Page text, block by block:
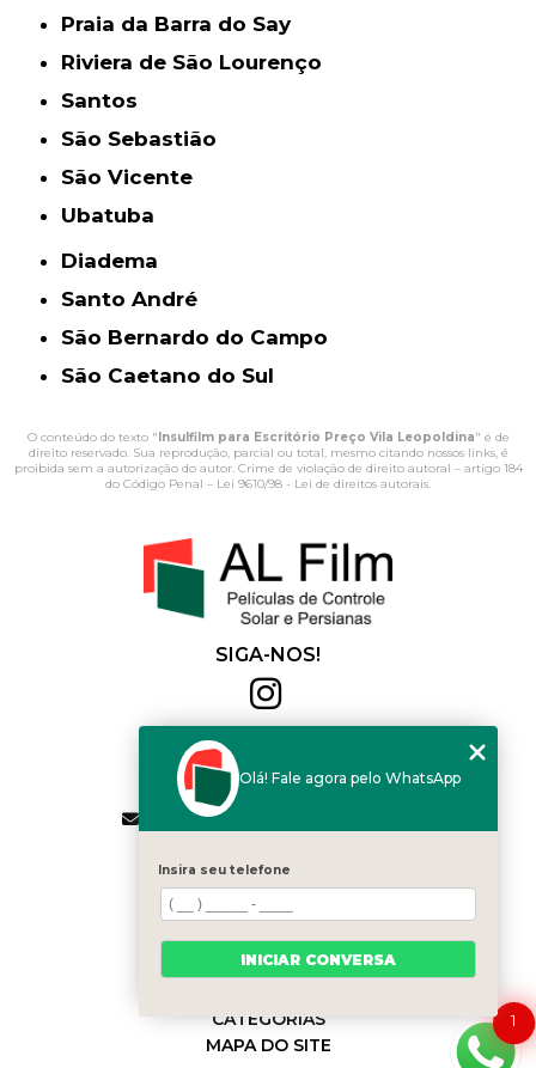
Praia da Barra do Say
Riviera de São Lourenço
Santos
São Sebastião
São Vicente
Ubatuba
Diadema
Santo André
São Bernardo do Campo
São Caetano do Sul
O conteúdo do texto " Insulfilm para Escritório Preço Vila Leopoldina" é de
direito reservado. Sua reprodução, parcial ou total, mesmo citando nossos links, é
proibida sem a autorização do autor. Crime de violação de direito autoral – artigo 184
do Código Penal – Lei 9610/98 - Lei de direitos autorais.
SIGA-NOS!
(11) 2564-4684
(11) 94168-2041
contato.vendas@alfilm.com.br
MENU
HOME
QUEM SOMOS
SERVIÇOS
BLOG
CATEGORIAS
MAPA DO SITE
1
Olá! Fale agora pelo WhatsApp
Insira seu telefone
INICIAR CONVERSA